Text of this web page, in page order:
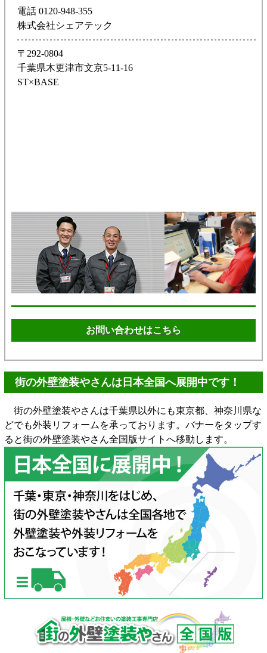
電話 0120-948-355
株式会社シェアテック
〒292-0804
千葉県木更津市文京5-11-16
ST×BASE
お問い合わせはこちら
街の外壁塗装やさんは日本全国へ展開中です！
街の外壁塗装やさんは千葉県以外にも東京都、神奈川県な
どでも外装リフォームを承っております。バナーをタップす
ると街の外壁塗装やさん全国版サイトへ移動します。